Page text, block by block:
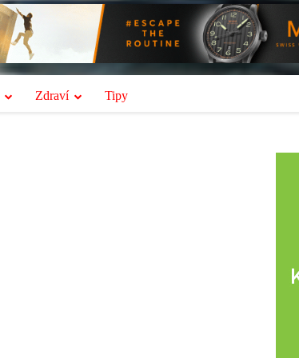
Zdraví Tipy